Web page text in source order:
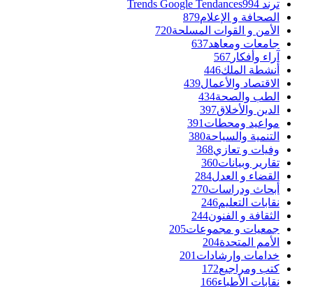
ترند Trends Google Tendances 994
الصحافة و الإعلام879
الأمن و القوات المسلحة720
جامعات ومعاهد637
آراء وأفكار 567
أنشطة الملك446
الاقتصاد والأعمال439
الطب والصحة434
الدين والأخلاق397
مواعيد ومحطات 391
التنمية والسياحة380
وفيات و تعازي368
تقارير وبيانات360
القضاء و العدل284
أبحاث ودراسات270
نقابات التعليم246
الثقافة و الفنون244
جمعيات و مجموعات205
الأمم المتحدة204
خدامات وإرشادات 201
كتب ومراجيع172
نقابات الأطباء166